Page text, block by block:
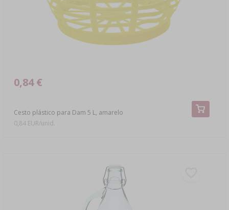
Cesto plástico para Dam 5 L, amarelo
0,84 €
0,84 EUR/unid.